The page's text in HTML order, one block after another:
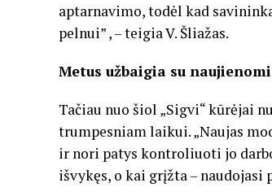
aptarnavimo, todėl kad
pelnui” , – teigia V. Šliažas.
Metus užbaigia su
Tačiau nuo šiol „Sigvi“ kūrėjai
trumpesniam laikui. „Naujas
ir nori patys kontroliuoti jo
išvykęs, o kai grįžta – naudojasi